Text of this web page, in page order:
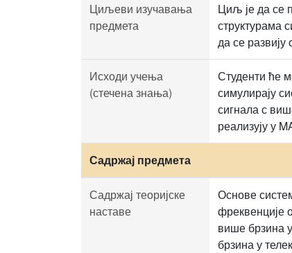
Циљеви изучавања
предмета
Циљ је да се
структурама
да се
Исходи учења
(стечена знања)
Студенти ће
симулирају
сигнала с
реализују у
Садржај предмета
Садржај теоријске
наставе
Основе
фреквенције
више брзина
брзина у